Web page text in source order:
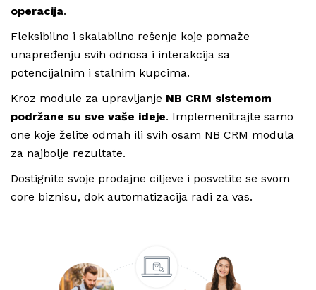
operacija.
Fleksibilno i skalabilno rešenje koje pomaže
unapređenju svih odnosa i interakcija sa
potencijalnim i stalnim kupcima.
Kroz module za upravljanje NB CRM sistemom
podržane su sve vaše ideje. Implemenitrajte samo
one koje želite odmah ili svih osam NB CRM modula
za najbolje rezultate.
Dostignite svoje prodajne ciljeve i posvetite se svom
core biznisu, dok automatizacija radi za vas.